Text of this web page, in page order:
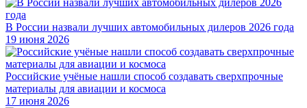
В России назвали лучших автомобильных дилеров 2026 года
19 июня 2026
Российские учёные нашли способ создавать сверхпрочные
материалы для авиации и космоса
17 июня 2026